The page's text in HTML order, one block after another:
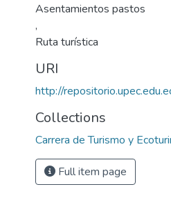
Asentamientos pastos
,
Ruta turística
URI
http://
Collections
Carrera de Turismo y
Full item page